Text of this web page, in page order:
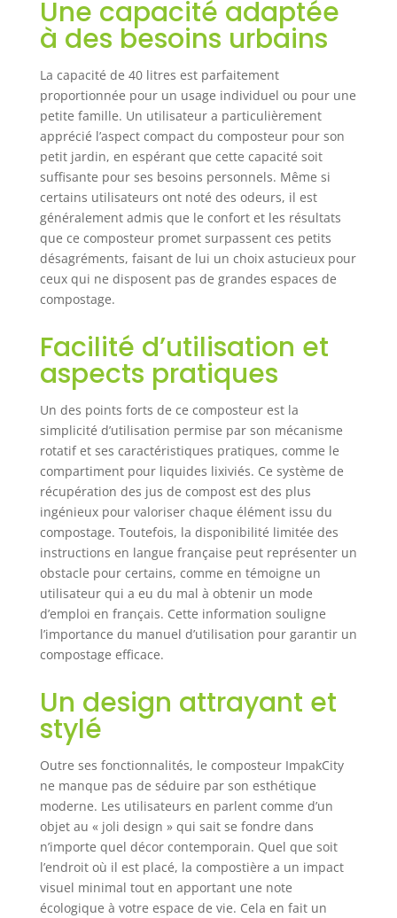
sur un balcon, un
jardin ou une
terrasse. Un
cuisine parfait
pour les petits
espaces. Utilisation
simple : vous
n'avez pas besoin
d'être un expert en
compostage. Notre
composteur
domestique est
facile à manipuler
et adapté à tous
les niveaux
un
vermicomposteur
traditionnel qui
l'utilisation de vers
rouges
californiens, notre
composteur est
conçu pour
fonctionner sans
ces éléments, ce
qui rend le
processus de
compostage plus
simple et sans
tracas. Séparateur
de liquides lixiviés
supplémentaire
qui sépare les
leur collecte et leur
utilisation comme
engrais liquide.
Matériau 100 %
recyclable :
fabriqué en
Espagne avec du
polyéthylène 100 %
Une capacité adaptée
à des besoins urbains
La capacité de 40 litres est parfaitement
proportionnée pour un usage individuel ou pour une
petite famille. Un utilisateur a particulièrement
apprécié l’aspect compact du composteur pour son
petit jardin, en espérant que cette capacité soit
suffisante pour ses besoins personnels. Même si
certains utilisateurs ont noté des odeurs, il est
généralement admis que le confort et les résultats
que ce composteur promet surpassent ces petits
désagréments, faisant de lui un choix astucieux pour
ceux qui ne disposent pas de grandes espaces de
compostage.
Facilité d’utilisation et
aspects pratiques
Un des points forts de ce composteur est la
simplicité d’utilisation permise par son mécanisme
rotatif et ses caractéristiques pratiques, comme le
compartiment pour liquides lixiviés. Ce système de
récupération des jus de compost est des plus
ingénieux pour valoriser chaque élément issu du
compostage. Toutefois, la disponibilité limitée des
instructions en langue française peut représenter un
obstacle pour certains, comme en témoigne un
utilisateur qui a eu du mal à obtenir un mode
d’emploi en français. Cette information souligne
l’importance du manuel d’utilisation pour garantir un
compostage efficace.
Un design attrayant et
stylé
Outre ses fonctionnalités, le composteur ImpakCity
ne manque pas de séduire par son esthétique
moderne. Les utilisateurs en parlent comme d’un
objet au « joli design » qui sait se fondre dans
n’importe quel décor contemporain. Quel que soit
l’endroit où il est placé, la compostière a un impact
visuel minimal tout en apportant une note
écologique à votre espace de vie. Cela en fait un